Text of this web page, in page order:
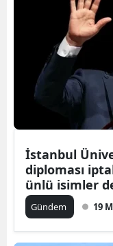
İstanbul
diploması
ünlü isimler
Gündem 19